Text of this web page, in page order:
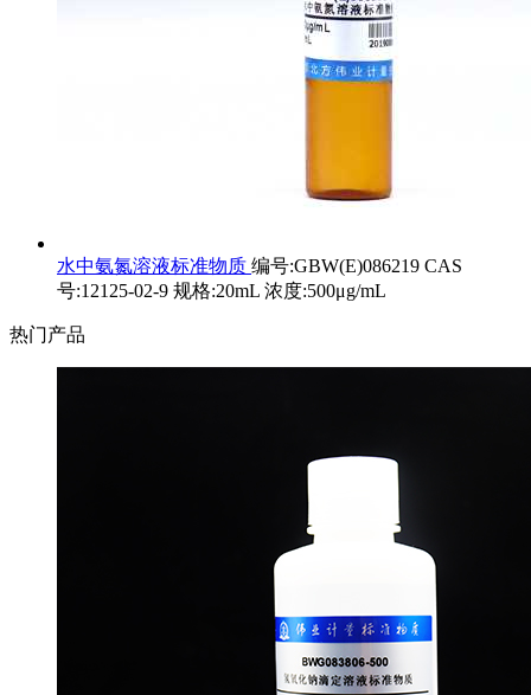
水中氨氮溶液标准物质 编号:GBW(E)086219 CAS
号:12125-02-9 规格:20mL 浓度:500μg/mL
热门产品